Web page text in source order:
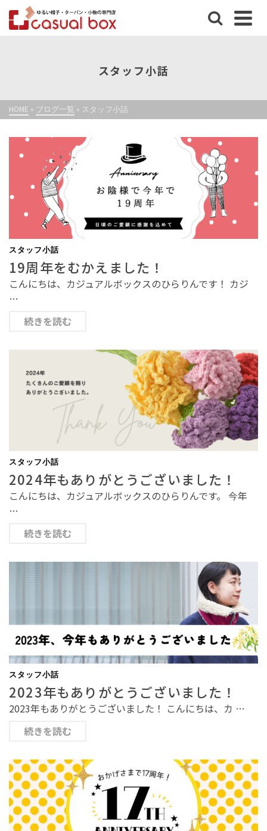
スタッフ小話
HOME » ブログ一覧 » スタッフ小話
スタッフ小話
19周年をむかえました！
こんにちは、カジュアルボックスのひらりんです！ カジ
…
続きを読む
スタッフ小話
2024年もありがとうございました！
こんにちは、カジュアルボックスのひらりんです。 今年
…
続きを読む
スタッフ小話
2023年もありがとうございました！
2023年もありがとうございました！ こんにちは、カ …
続きを読む